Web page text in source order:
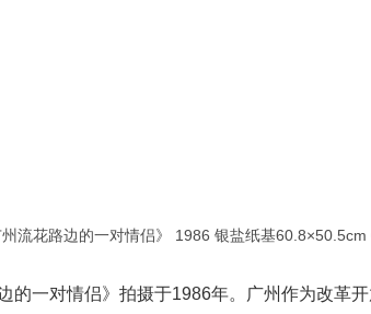
流花路边的一对情侣》 1986 银盐纸基
的一对情侣》拍摄于1986年。广州作为改革